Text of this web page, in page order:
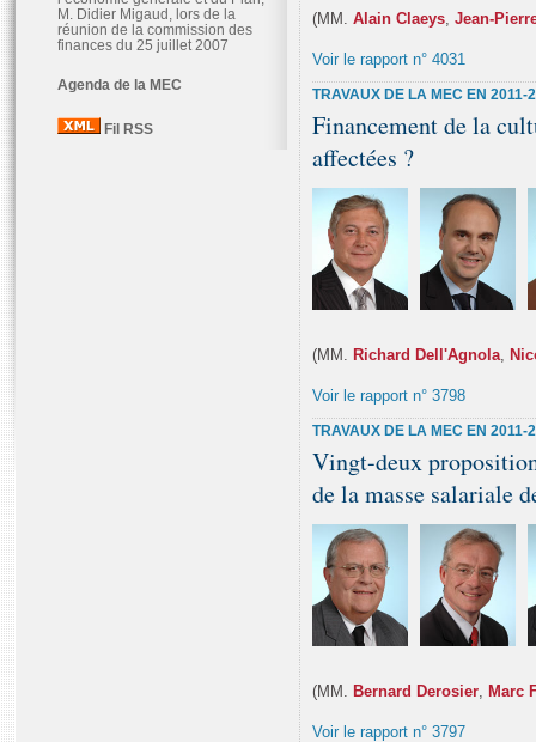
M. Didier Migaud, lors de la
réunion de la commission des
finances du 25 juillet 2007
Agenda de la MEC
Fil RSS
(MM. Alain Claeys, Jean-
Voir le rapport n° 4031
TRAVAUX DE LA MEC EN 2011-
Financement de la
affectées ?
(MM. Richard Dell'Agnola,
Voir le rapport n° 3798
TRAVAUX DE LA MEC EN 2011-
Vingt-deux
de la masse salariale
(MM. Bernard Derosier, Marc
Voir le rapport n° 3797